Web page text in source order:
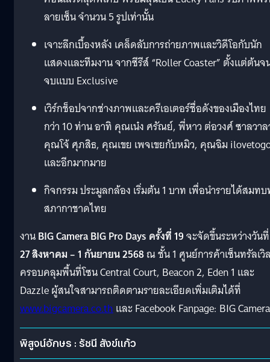
ลายเซ็น จำนวน 5 รูปเท่านั้น
เจาะลึกเบื้องหลัง เคล็ดลับการถ่ายภาพและวิดีโอกับนัก
แสดงและทีมงาน จากซีรีส์ “Roller Coaster” ตั้งแต่ต้นจ
จบแบบ Exclusive
เวิร์กช็อปจากช่างภาพและครีเอเตอร์ชื่อดังของเมืองไทย
กว่า 10 ท่าน อาทิ คุณเน๋ง ศรัณย์, พี่หาว ต่อวงศ์ ซาลวา
คุณโจ้ ศุภสิธ, คุณเขย เพจเขยกับหมิว, คุณฉิม
และอีกมากมาย
กิจกรรม ประมูลกล้อง เริ่มต้น 1 บาท เพื่อนำรายได้สมท
สภากาชาดไทย
งานBIG Camera BIG Pro Days ครั้งที่ 19จะจัดขึ้นระหว่างวันที่
27 สิงหาคม – 1 กันยายน 2568ณ ชั้น 1 ศูนย์การค้าเซ็นทรัลเวิ
ครอบคลุมพื้นที่โซน Central Court, Beacon 2, Eden 1 และ
Dazzle ผู้สนใจสามารถติดตามรายละเอียดเพิ่มเติมได้ที่
www.bigcamera.co.thและ Facebook Fanpage: BIG Camera
พิสูจน์อักษร : รัชนี สังข์แก้ว